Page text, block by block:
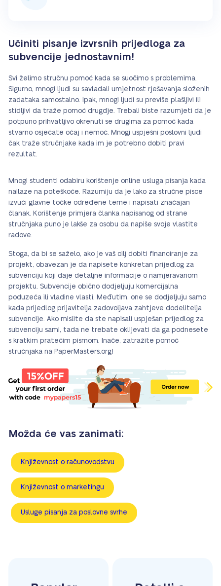
Učiniti pisanje izvrsnih prijedloga za
subvencije jednostavnim!
Svi želimo stručnu pomoć kada se suočimo s problemima.
Sigurno, mnogi ljudi su savladali umjetnost rješavanja složenih
zadataka samostalno. Ipak, mnogi ljudi su previše plašljivi ili
stidljivi da traže pomoć drugdje. Trebali biste razumjeti da je
potpuno prihvatljivo okrenuti se drugima za pomoć kada
stvarno osjećate očaj i nemoć. Mnogi uspješni poslovni ljudi
čak traže stručnjake kada im je potrebno dobiti pravi
rezultat.
Mnogi studenti odabiru korištenje online usluga pisanja kada
nailaze na poteškoće. Razumiju da je lako za stručne pisce
izvući glavne točke određene teme i napisati značajan
članak. Korištenje primjera članka napisanog od strane
stručnjaka puno je lakše za osobu da napiše svoje vlastite
radove.
Stoga, da bi se saželo, ako je vaš cilj dobiti financiranje za
projekt, obavezan je da napisete konkretan prijedlog za
subvenciju koji daje detaljne informacije o namjeravanom
projektu. Subvencije obično dodjeljuju komercijalna
poduzeća ili vladine vlasti. Međutim, one se dodjeljuju samo
kada prijedlog prijavitelja zadovoljava zahtjeve dodelitelja
subvencije. Ako mislite da ste napisali uspješan prijedlog za
subvenciju sami, tada ne trebate oklijevati da ga podnesete
s kratkim pratećim pismom. Inače, zatražite pomoć
stručnjaka na PaperMasters.org!
Možda će vas zanimati:
Književnost o računovodstvu
Književnost o marketingu
Usluge pisanja za poslovne svrhe